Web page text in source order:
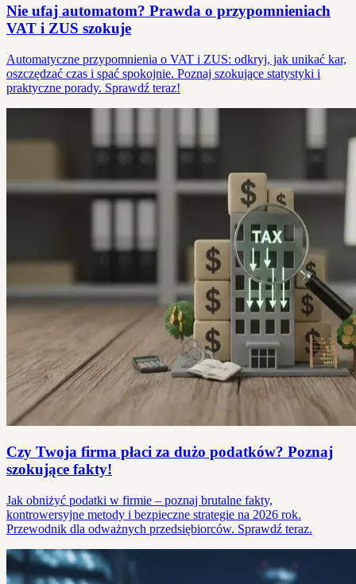
Nie ufaj automatom? Prawda o przypomnieniach
VAT i ZUS szokuje
Automatyczne przypomnienia o VAT i ZUS: odkryj, jak unikać kar,
oszczędzać czas i spać spokojnie. Poznaj szokujące statystyki i
praktyczne porady. Sprawdź teraz!
Czy Twoja firma płaci za dużo podatków? Poznaj
szokujące fakty!
Jak obniżyć podatki w firmie – poznaj brutalne fakty,
kontrowersyjne metody i bezpieczne strategie na 2026 rok.
Przewodnik dla odważnych przedsiębiorców. Sprawdź teraz.